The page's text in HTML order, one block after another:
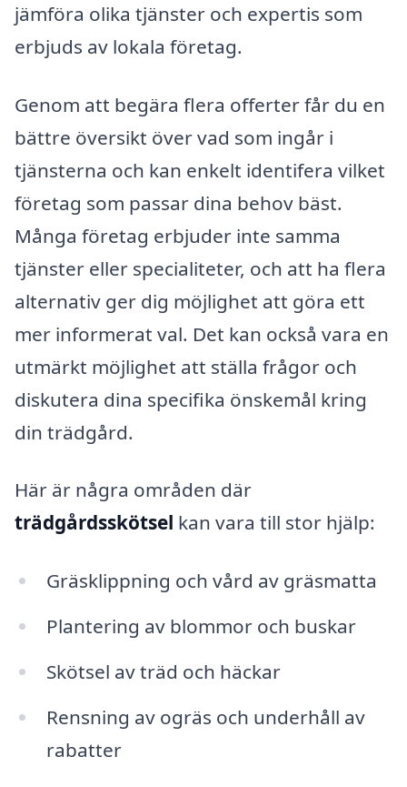
jämföra olika tjänster och expertis som
erbjuds av lokala företag.
Genom att begära flera offerter får du en
bättre översikt över vad som ingår i
tjänsterna och kan enkelt identifera vilket
företag som passar dina behov bäst.
Många företag erbjuder inte samma
tjänster eller specialiteter, och att ha flera
alternativ ger dig möjlighet att göra ett
mer informerat val. Det kan också vara en
utmärkt möjlighet att ställa frågor och
diskutera dina specifika önskemål kring
din trädgård.
Här är några områden där
trädgårdsskötsel kan vara till stor hjälp:
Gräsklippning och vård av gräsmatta
Plantering av blommor och buskar
Skötsel av träd och häckar
Rensning av ogräs och underhåll av
rabatter